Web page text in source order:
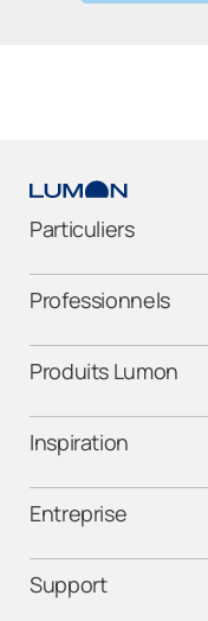
Particuliers
Professionnels
Produits Lumon
Inspiration
Entreprise
Support